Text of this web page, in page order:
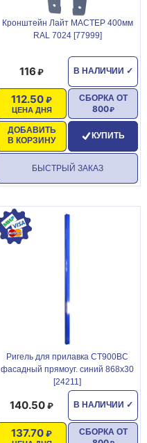
Кронштейн Лайт МАСТЕР 400мм
RAL 7024 [77999]
В НАЛИЧИИ ✓
116
ЦЕНА ДНЯ
112.50
ДОБАВИТЬ
В КОРЗИНУ
СБОРКА ОТ
800
КУПИТЬ
БЫСТРЫЙ ЗАКАЗ
Ригель для прилавка СТ900ВС
фасадный прямоуг. синий 868х30
[24211]
В НАЛИЧИИ ✓
140.50
137.70 СБОРКА ОТ